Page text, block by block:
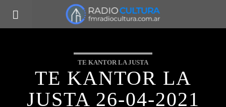
TE KANTOR LA JUSTA
TE KANTOR LA
JUSTA 26-04-2021